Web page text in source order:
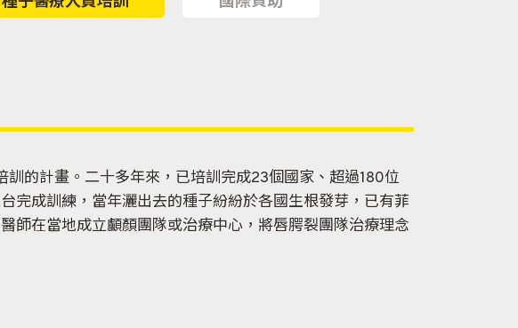
的計畫。二十多年來，已培訓完成23個國家、超過180位
完成訓練，當年灑出去的種子紛紛於各國生根發芽，已有菲
師在當地成立顱顏團隊或治療中心，將唇腭裂團隊治療理念